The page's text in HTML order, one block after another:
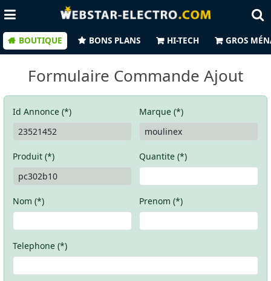
BOUTIQUE BONS PLANS HI-TECH GROS
Formulaire Commande Ajout
Id Annonce (*) Marque (*)
Produit (*) Quantite (*)
Nom (*) Prenom (*)
Telephone (*)